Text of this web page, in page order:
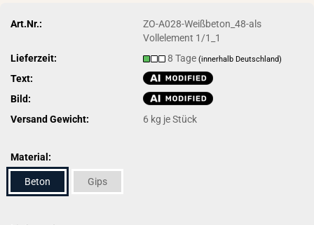
Art.Nr.:
ZO-A028-Weißbeton_48-als
Vollelement 1/1_1
Lieferzeit:
8 Tage(innerhalb Deutschland)
Text:
Bild:
Versand Gewicht:
6 kg je Stück
Material:
Beton Gips